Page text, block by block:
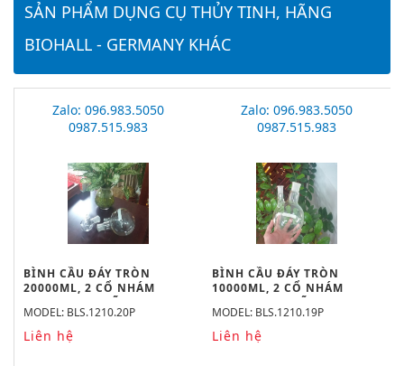
SẢN PHẨM DỤNG CỤ THỦY TINH, HÃNG
BIOHALL - GERMANY KHÁC
Zalo: 096.983.5050
0987.515.983
BÌNH CẦU ĐÁY TRÒN
20000ML, 2 CỔ NHÁM
55/44, 24/29 HÃNG
BIOHALL
MODEL: BLS.1210.20P
Liên hệ
Zalo: 096.983.5050
0987.515.983
BÌNH CẦU ĐÁY TRÒN
10000ML, 2 CỔ NHÁM
55/44, 24/29 HÃNG
BIOHALL
MODEL: BLS.1210.19P
Liên hệ